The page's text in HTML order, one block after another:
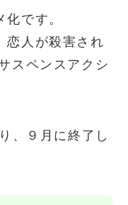
です。
恋人が殺害され
スペンスアクシ
、
９月に終了し